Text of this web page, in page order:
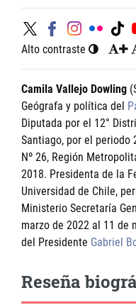
Alto contraste
Camila Vallejo Dowling
Geógrafa y política del
Diputada por el 12°
Santiago, por el periodo
Nº 26, Región
2018. Presidenta de la
Universidad de Chile,
Ministerio Secretaría
marzo de 2022 al 11 de
del Presidente Gabriel
Reseña